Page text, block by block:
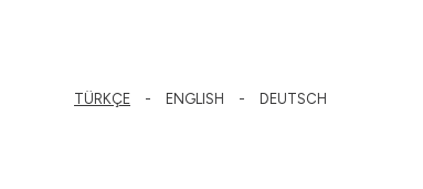
TÜRKÇE ENGLISH DEUTSCH